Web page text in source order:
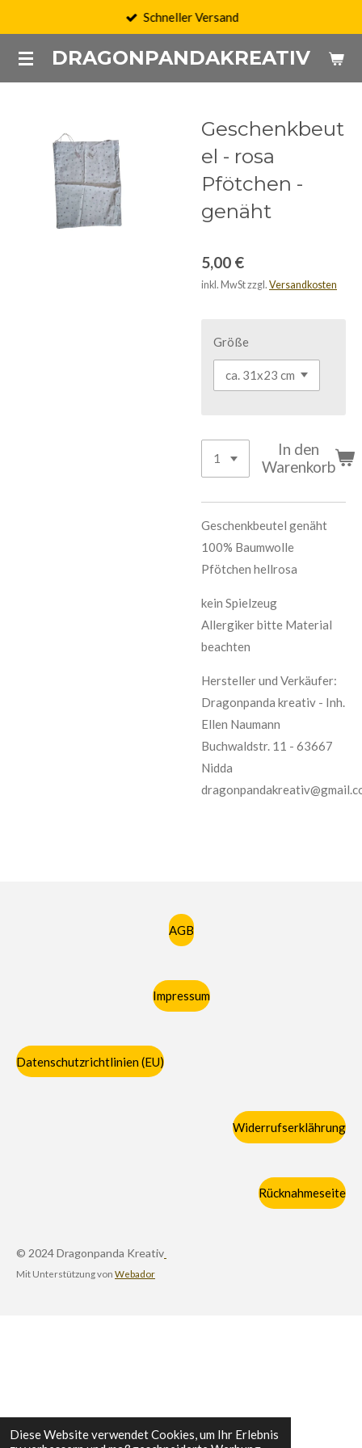
Diese Website verwendet Cookies, um Ihr Erlebnis
springenDRAGONPANDAKREATIV
Schneller Versand
Geschenkbeut
el - rosa
Pfötchen -
genäht
5,00 €
inkl. MwSt zzgl. Versandkosten
Größe
In den
Warenkorb
Geschenkbeutel genäht
100% Baumwolle
Pfötchen hellrosa
kein Spielzeug
Allergiker bitte Material
beachten
Hersteller und Verkäufer:
Dragonpanda kreativ - Inh.
Ellen Naumann
Buchwaldstr. 11 - 63667
Nidda
AGB
Impressum
Datenschutzrichtlinien (EU)
Widerrufserklährung
Rücknahmeseite
© 2024 Dragonpanda Kreativ
Mit Unterstützung von Webador